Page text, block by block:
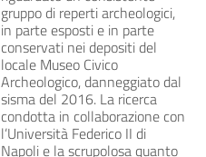
gruppo di reperti archeologici,
in parte esposti e in parte
conservati nei depositi del
locale Museo Civico
Archeologico, danneggiato dal
sisma del 2016. La ricerca
condotta in collaborazione con
l’Università Federico II di
Napoli e la scrupolosa quanto